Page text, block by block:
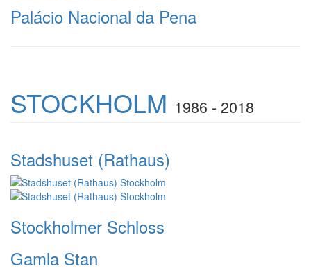
Palácio Nacional da Pena
STOCKHOLM 1986 - 2018
Stadshuset (Rathaus)
Stockholmer Schloss
Gamla Stan